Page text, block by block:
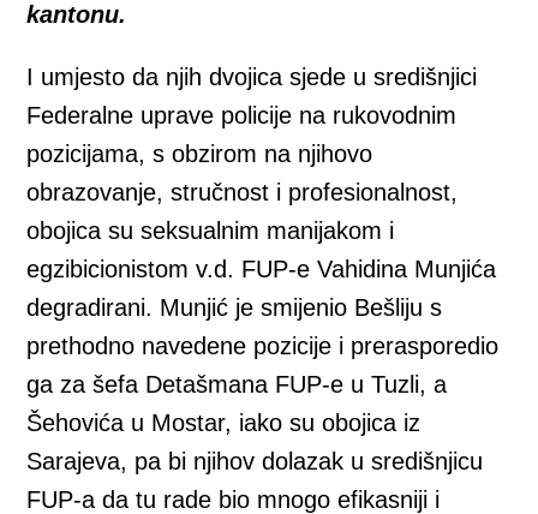
kantonu.
I umjesto da njih dvojica sjede u središnjici
Federalne uprave policije na rukovodnim
pozicijama, s obzirom na njihovo
obrazovanje, stručnost i profesionalnost,
obojica su seksualnim manijakom i
egzibicionistom v.d. FUP-e Vahidina Munjića
degradirani. Munjić je smijenio Bešliju s
prethodno navedene pozicije i prerasporedio
ga za šefa Detašmana FUP-e u Tuzli, a
Šehovića u Mostar, iako su obojica iz
Sarajeva, pa bi njihov dolazak u središnjicu
FUP-a da tu rade bio mnogo efikasniji i